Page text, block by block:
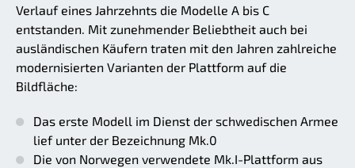
Verlauf eines Jahrzehnts die Modelle A bis C
entstanden. Mit zunehmender Beliebtheit auch bei
ausländischen Käufern traten mit den Jahren zahlreiche
modernisierten Varianten der Plattform auf die
Bildfläche:
Das erste Modell im Dienst der schwedischen Armee
lief unter der Bezeichnung Mk.0
Die von Norwegen verwendete Mk.I-Plattform aus